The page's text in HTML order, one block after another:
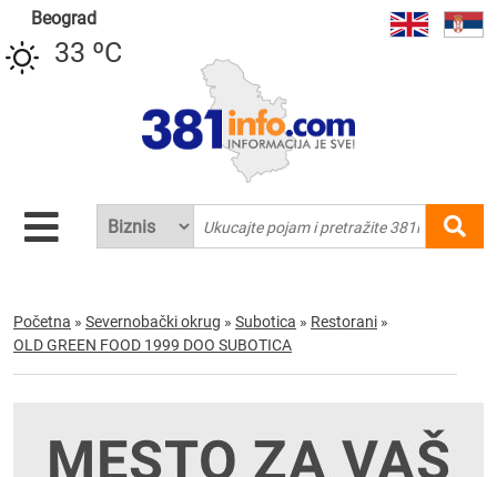
Beograd
33 ºC
Početna » Severnobački okrug » Subotica » Restorani »
OLD GREEN FOOD 1999 DOO SUBOTICA